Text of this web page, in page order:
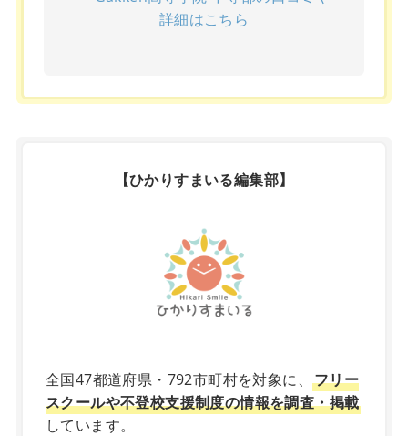
詳細はこちら
【ひかりすまいる編集部】
全国47都道府県・792市町村を対象に、 フリー
スクールや不登校支援制度の情報を調査・掲載
しています。